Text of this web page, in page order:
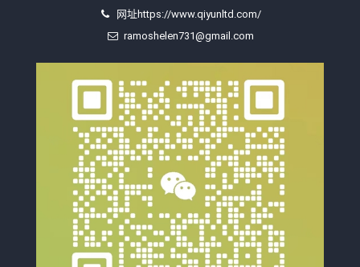
网址https://www.qiyunltd.com/
ramoshelen731@gmail.com